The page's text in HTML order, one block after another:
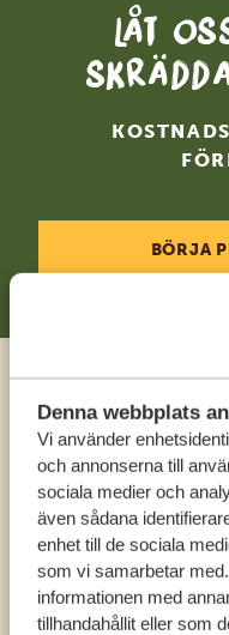
Denna webbplats
Vi använder
och annonserna till
sociala medier och
även sådana
enhet till de sociala
som vi samarbetar
informationen med
tillhandahållit eller som
Låt
BÖRJA
Ring
FÅ PERSONLIG
SV: